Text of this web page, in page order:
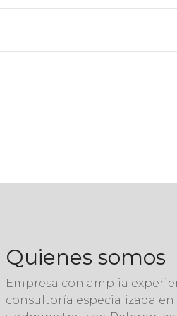
Quienes somos
Empresa con amplia
consultoría especializada